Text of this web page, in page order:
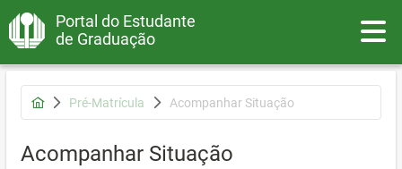
Portal do Estudante
de Graduação
Pré-Matrícula Acompanhar Situação
Acompanhar Situação